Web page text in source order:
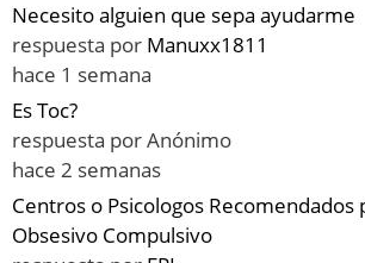
Necesito alguien que sepa ayudarme
respuesta por Manuxx1811
hace 1 semana
Es Toc?
respuesta porAnónimo
hace 2 semanas
Centros o Psicologos Recomendados
Obsesivo Compulsivo